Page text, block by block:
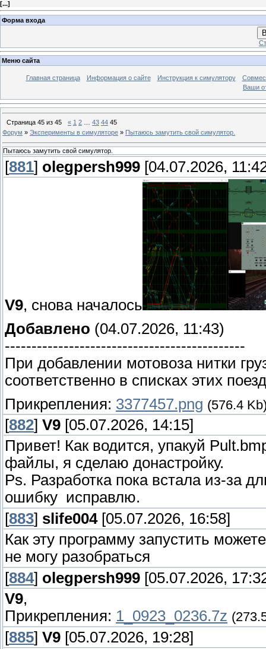
[...]
Форма входа
Меню сайта
Главная страница Информация о сайте Инструкция к симулятору
Ваши
Страница 45 из 45 « 1 2 43 44 45
Форум » Эксперименты в симуляторе » Пытаюсь замутить свой симулятор.
Пытаюсь замутить свой симулятор.
[881] olegpersh999 [04.07.2026,
V9, снова началось
Добавлено (04.07.2026, 11:43)
---------------------------------------------
При добавлении мотовоза нитки
соответственно в списках этих
Прикрепления: 3377457.png (576.4
[882] V9 [05.07.2026, 14:15]
Привет! Как водится, упакуй
файлы, я сделаю донастройку.
Ps. Разработка пока встала из-за
ошибку исправлю.
[883] slife004[05.07.2026, 16:58]
Как эту программу запустить
не могу разобраться
[884] olegpersh999 [05.07.2026,
V9,
Прикрепления: 1_0923_0236.7z
[885] V9 [05.07.2026, 19:28]